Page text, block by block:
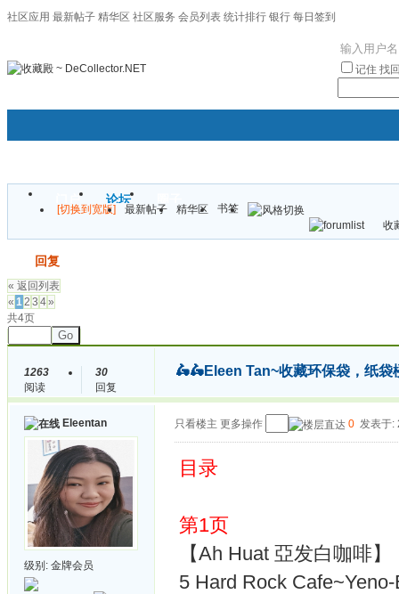
社区应用 最新帖子 精华区 社区服务 会员列表 统计排行 银行 每日签到
记住 找
门户 论坛
[切换到宽版] 最新帖子 精华区
书签
收
回复
« 返回列表
« 12 3 4»
共4页
Go
1263
阅读
30
回复
🛵🛵Eleen Tan~收藏环保袋，纸袋
Eleentan
级别: 金牌会员
只看楼主 更多操作 0 发表于:
目录
第1页
【Ah Huat 亞发白咖啡
5 Hard Rock